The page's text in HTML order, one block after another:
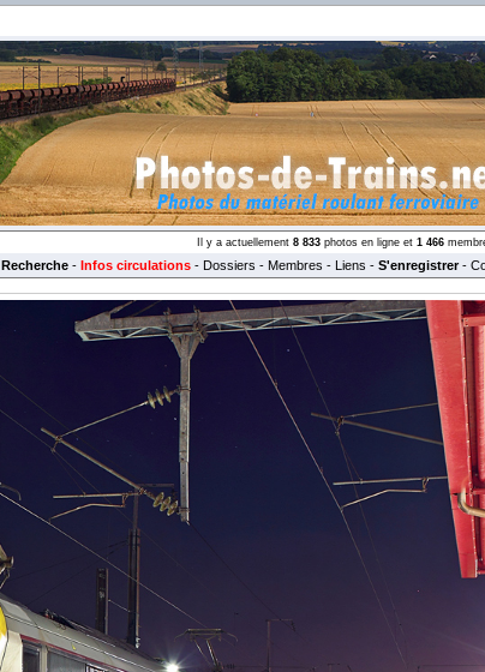
Il y a actuellement 8 833 photos en ligne et 1 466
Recherche - Infos circulations - Dossiers - Membres - Liens - S'enregistrer-